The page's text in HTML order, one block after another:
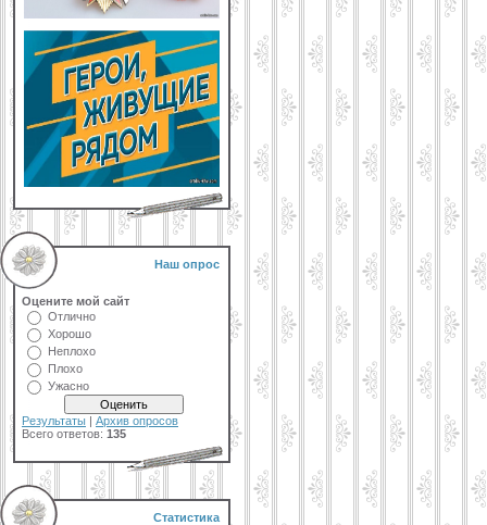
Наш опрос
Оцените мой сайт
Отлично
Хорошо
Неплохо
Плохо
Ужасно
Результаты | Архив опросов
Всего ответов: 135
Статистика